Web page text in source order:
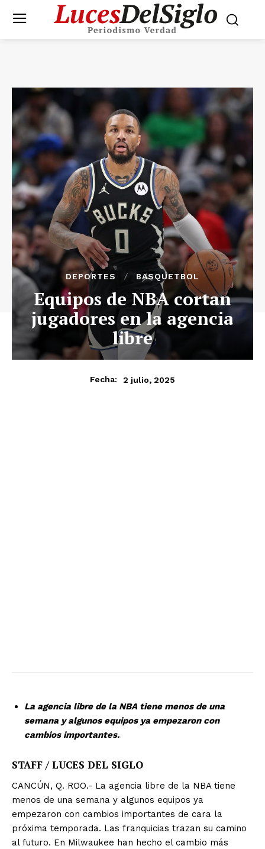
DEPORTES BASQUETBOL
Equipos de NBA cortan
jugadores en la agencia
libre
Fecha: 2 julio, 2025
La agencia libre de la NBA tiene menos de una
semana y algunos equipos ya empezaron con
cambios importantes.
STAFF / LUCES DEL SIGLO
CANCÚN, Q. ROO.- La agencia libre de la NBA tiene
menos de una semana y algunos equipos ya
empezaron con cambios importantes de cara la
próxima temporada. Las franquicias trazan su camino
al futuro. En Milwaukee han hecho el cambio más